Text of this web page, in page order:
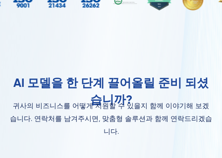
AI 모델을 한 단계 끌어올릴 준비 되셨
습니까?
귀사의 비즈니스를 어떻게 지원할 수 있을지 함께 이야기해 보겠
습니다. 연락처를 남겨주시면, 맞춤형 솔루션과 함께 연락드리겠습
니다.